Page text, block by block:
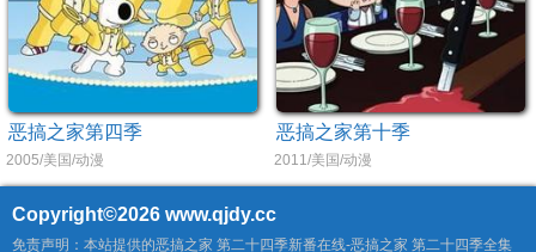
恶搞之家第四季
2005/美国/动漫
恶搞之家第十季
2011/美国/动漫
Copyright©2026 www.qjdy.cc
免责声明：本站提供的恶搞之家 第二十四季新番在线-恶搞之家 第二十四季全集